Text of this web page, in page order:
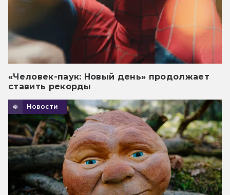
«Человек-паук: Новый день» продолжает
ставить рекорды
Новости